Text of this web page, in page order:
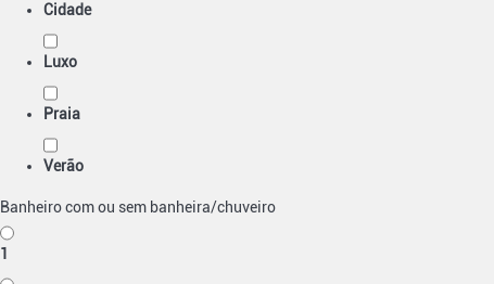
Cidade
Luxo
Praia
Verão
Banheiro com ou sem banheira/chuveiro
1